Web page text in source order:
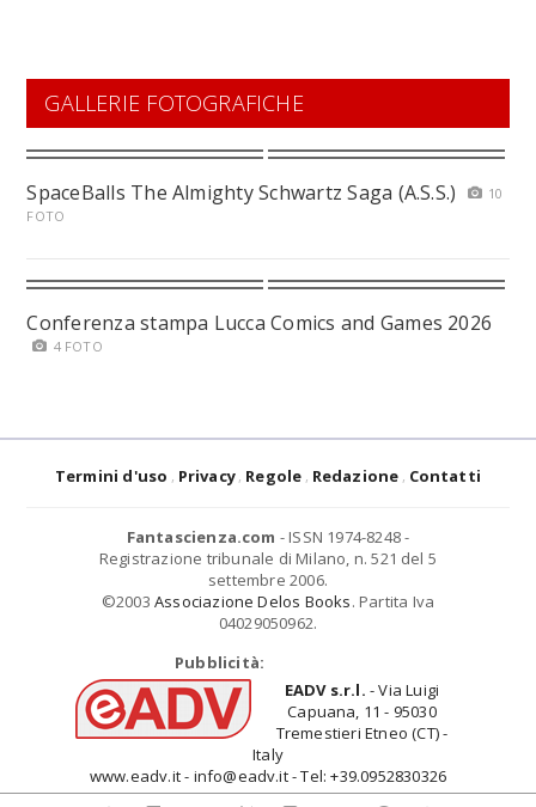
GALLERIE FOTOGRAFICHE
SpaceBalls The Almighty Schwartz Saga (A.S.S.)
10
FOTO
Conferenza stampa Lucca Comics and Games 2026
4 FOTO
Termini d'uso Privacy Regole Redazione Contatti
Fantascienza.com - ISSN 1974-8248 -
Registrazione tribunale di Milano, n. 521 del 5
settembre 2006.
©2003 Associazione Delos Books. Partita Iva
04029050962.
Pubblicità:
EADV s.r.l. - Via Luigi
Capuana, 11 - 95030
Tremestieri Etneo (CT) -
Italy
www.eadv.it - info@eadv.it - Tel: +39.0952830326